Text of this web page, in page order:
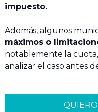
impuesto.
Además, algunos
máximos o
notablemente la
analizar el caso antes